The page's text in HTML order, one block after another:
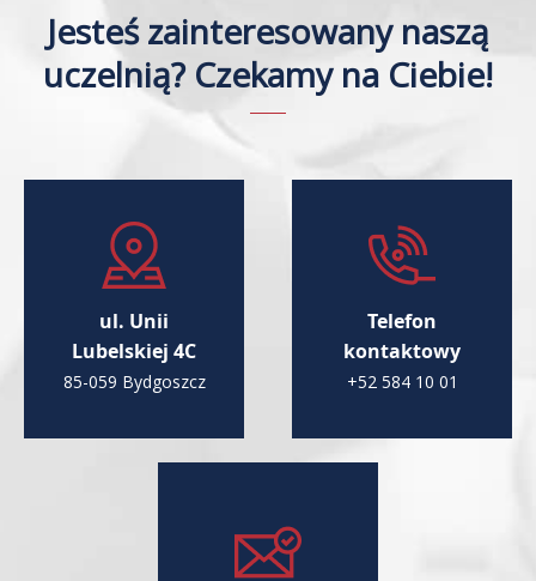
Jesteś zainteresowany naszą
uczelnią? Czekamy na Ciebie!
ul. Unii
Lubelskiej 4C
85-059 Bydgoszcz
Telefon
kontaktowy
+52 584 10 01